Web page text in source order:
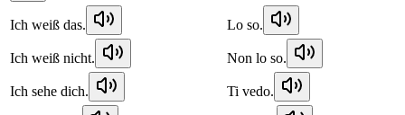
Ich weiß das. Lo so.
Ich weiß nicht. Non lo so.
Ich sehe dich. Ti vedo.